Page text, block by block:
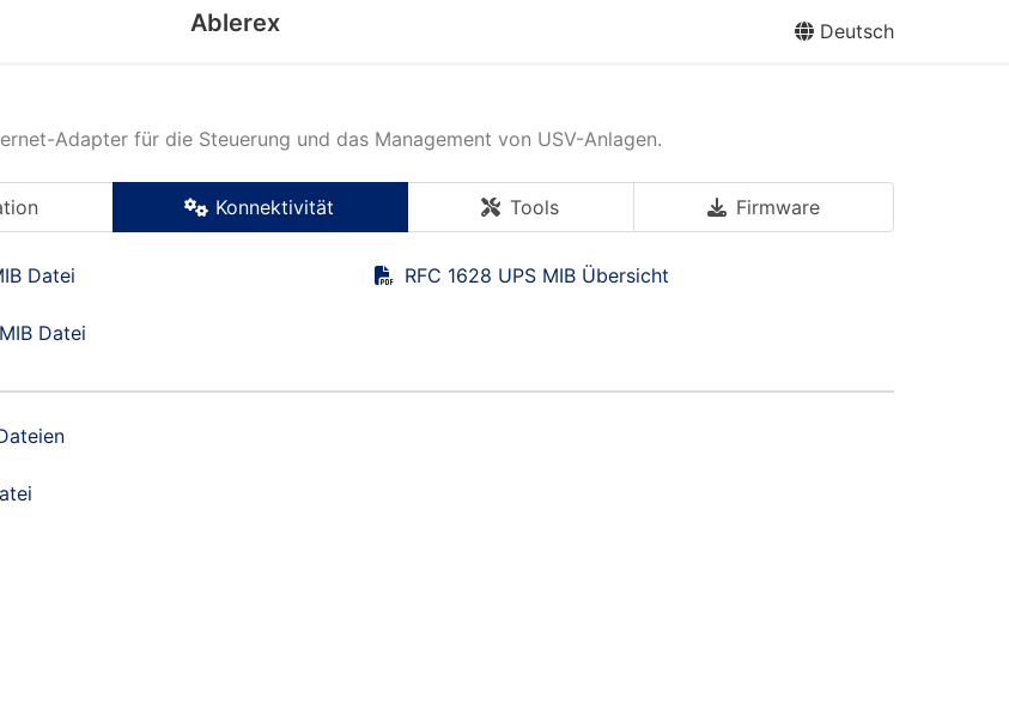
Ablerex Deutsch
Adapter für die Steuerung und das Management von USV-Anlagen.
Konnektivität Tools Firmware
Datei RFC 1628 UPS MIB Übersicht
Datei